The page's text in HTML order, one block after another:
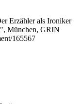
Erzähler als Ironiker
München, GRIN
165567